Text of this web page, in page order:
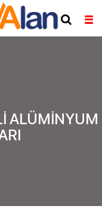
ALÜMİNYUM